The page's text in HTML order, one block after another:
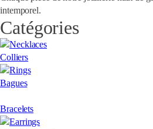
intemporel.
Catégories
Colliers
Bagues
Bracelets